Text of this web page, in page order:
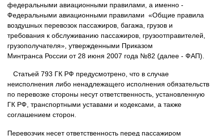
федеральными авиационными правилами, а именно -
Федеральными авиационными правилами «Общие правила
воздушных перевозок пассажиров, багажа, грузов и
требования к обслуживанию пассажиров, грузоотправителей,
грузополучателя», утвержденными Приказом
Минтранса России от 28 июня 2007 года №82 (далее - ФАП).
Статьей 793 ГК РФ предусмотрено, что в случае
неисполнения либо ненадлежащего исполнения обязательств
по перевозке стороны несут ответственность, установленную
ГК РФ, транспортными уставами и кодексами, а также
соглашением сторон.
Перевозчик несет ответственность перед пассажиром